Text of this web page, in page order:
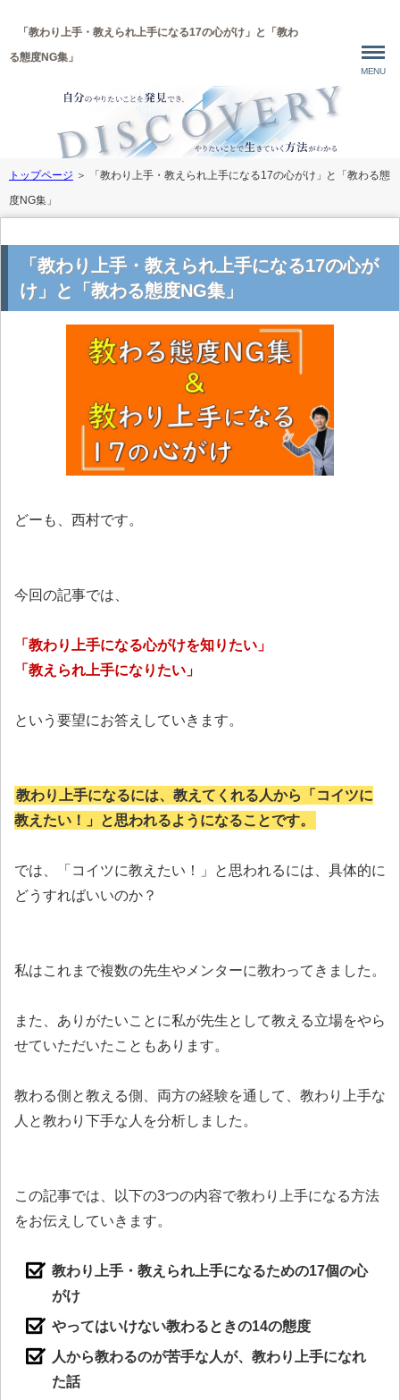
「教わり上手・教えられ上手になる17の心がけ」と「教わ
る態度NG集」
MENU
トップページ ＞
「教わり上手・教えられ上手になる17の心がけ」と「教わる態
度NG集」
「教わり上手・教えられ上手になる17の心が
け」と「教わる態度NG集」
どーも、西村です。
今回の記事では、
「教わり上手になる心がけを知りたい」
「教えられ上手になりたい」
という要望にお答えしていきます。
教わり上手になるには、教えてくれる人から「コイツに
教えたい！」と思われるようになることです。
では、「コイツに教えたい！」と思われるには、具体的に
どうすればいいのか？
私はこれまで複数の先生やメンターに教わってきました。
また、ありがたいことに私が先生として教える立場をやら
せていただいたこともあります。
教わる側と教える側、両方の経験を通して、教わり上手な
人と教わり下手な人を分析しました。
この記事では、以下の3つの内容で教わり上手になる方法
をお伝えしていきます。
教わり上手・教えられ上手になるための17個の心
がけ
やってはいけない教わるときの14の態度
人から教わるのが苦手な人が、教わり上手になれ
た話